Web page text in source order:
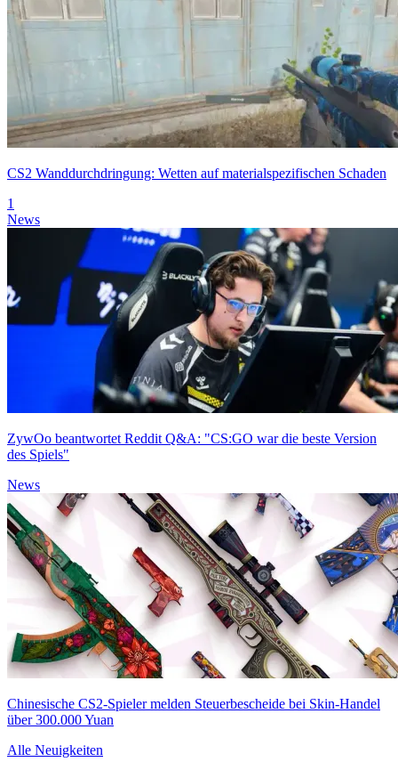
CS2 Wanddurchdringung: Wetten auf materialspezifischen Schaden
1
News
ZywOo beantwortet Reddit Q&A: "CS:GO war die beste Version
des Spiels"
News
Chinesische CS2-Spieler melden Steuerbescheide bei Skin-Handel
über 300.000 Yuan
Alle Neuigkeiten